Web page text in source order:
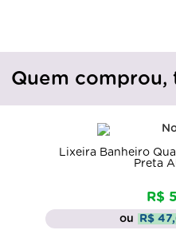
Quem comprou,
Lixeira Banheiro
Preta
R$
ou R$